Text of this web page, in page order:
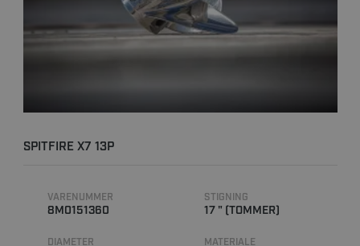
SPITFIRE X7 13P
VARENUMMER
8M0151360
STIGNING
17 " (TOMMER)
DIAMETER MATERIALE